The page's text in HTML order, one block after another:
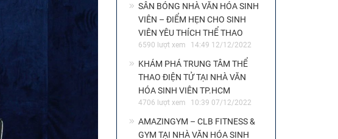
SÂN BÓNG NHÀ VĂN HÓA SINH
VIÊN – ĐIỂM HẸN CHO SINH
VIÊN YÊU THÍCH THỂ THAO
6590 lượt xem 14:49 12/12/2022
KHÁM PHÁ TRUNG TÂM THỂ
THAO ĐIỆN TỬ TẠI NHÀ VĂN
HÓA SINH VIÊN TP.HCM
4706 lượt xem 10:39 07/12/2022
AMAZINGYM – CLB FITNESS &
GYM TẠI NHÀ VĂN HÓA SINH